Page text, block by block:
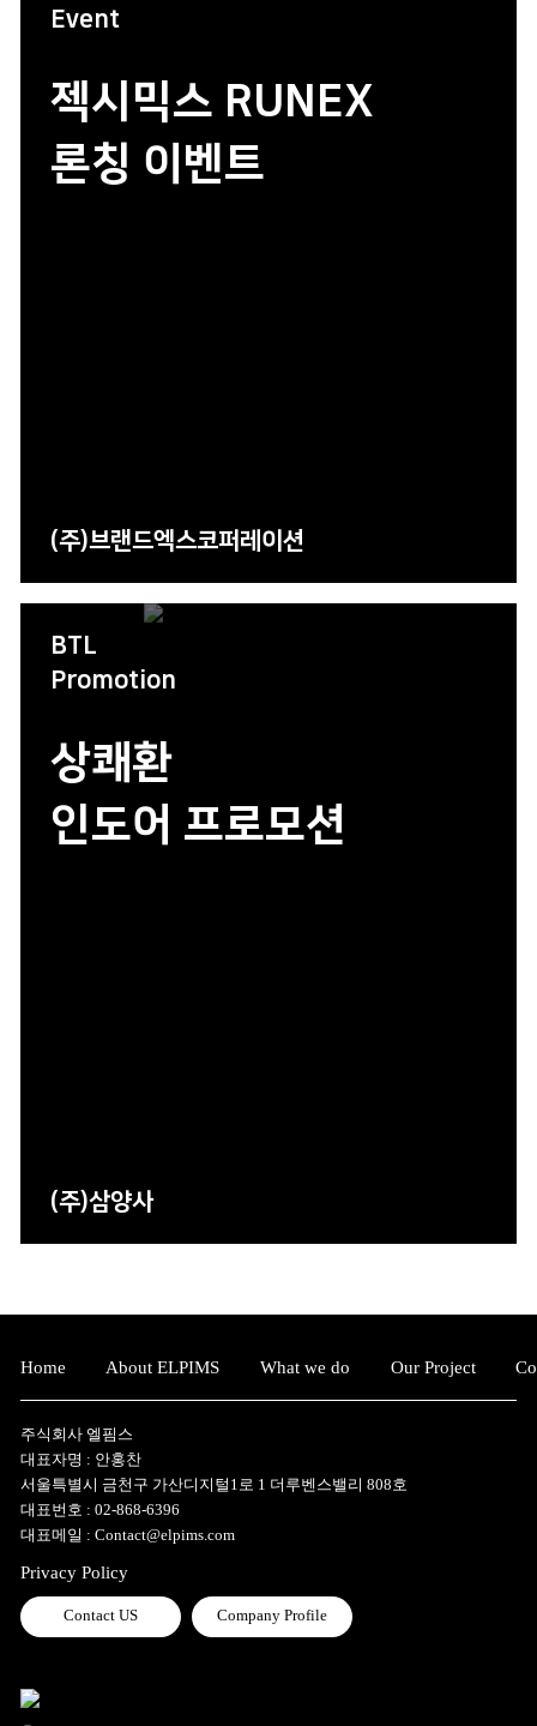
Event
젝시믹스 RUNEX
론칭 이벤트
(주)브랜드엑스코퍼레이션
BTL
Promotion
상쾌환
인도어 프로모션
(주)삼양사
Home About ELPIMS What we do Our Project
주식회사 엘핌스
대표자명 : 안홍찬
서울특별시 금천구 가산디지털1로 1 더루벤스밸리 808호
대표번호 : 02-868-6396
대표메일 : Contact@elpims.com
Privacy Policy
Contact US Company Profile